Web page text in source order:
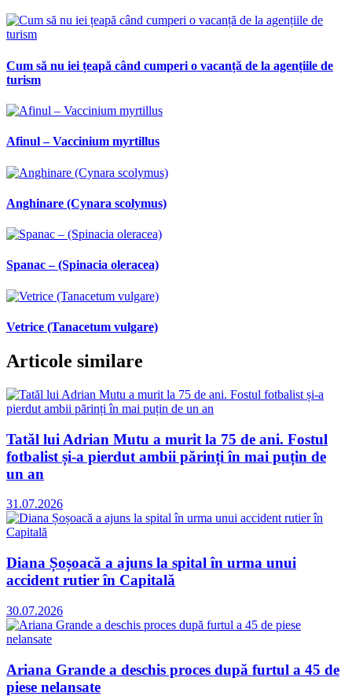
Cum să nu iei țeapă când cumperi o vacanță de la agențiile de
turism
Afinul – Vaccinium myrtillus
Anghinare (Cynara scolymus)
Spanac – (Spinacia oleracea)
Vetrice (Tanacetum vulgare)
Articole similare
Tatăl lui Adrian Mutu a murit la 75 de ani. Fostul
fotbalist și-a pierdut ambii părinți în mai puțin de
un an
31.07.2026
Diana Șoșoacă a ajuns la spital în urma unui
accident rutier în Capitală
30.07.2026
Ariana Grande a deschis proces după furtul a 45 de
piese nelansate